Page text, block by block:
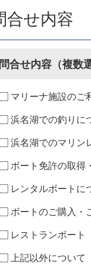
合せ内容
合せ内容（複数
マリーナ施設のご
浜名湖での釣りに
浜名湖でのマリン
ボート免許の取得
レンタルボートに
ボートのご購入・
レストランボート
上記以外について